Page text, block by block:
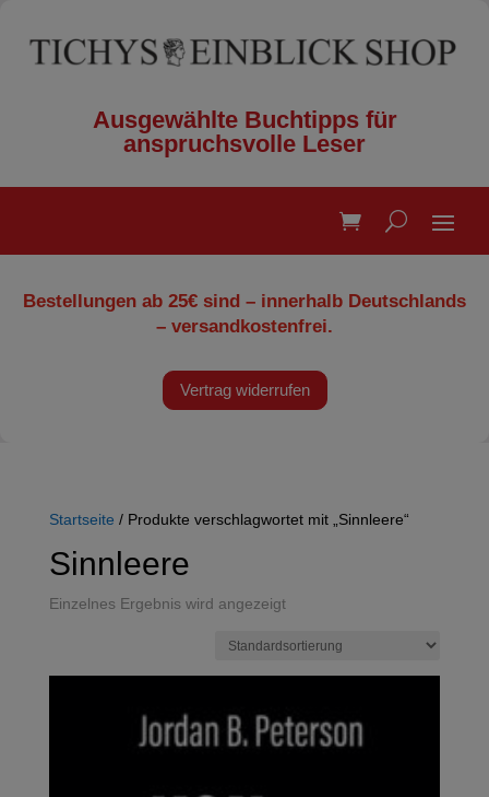
Ausgewählte Buchtipps für
anspruchsvolle Leser
Bestellungen ab 25€ sind – innerhalb Deutschlands
– versandkostenfrei.
Vertrag widerrufen
Startseite / Produkte verschlagwortet mit „Sinnleere“
Sinnleere
Einzelnes Ergebnis wird angezeigt